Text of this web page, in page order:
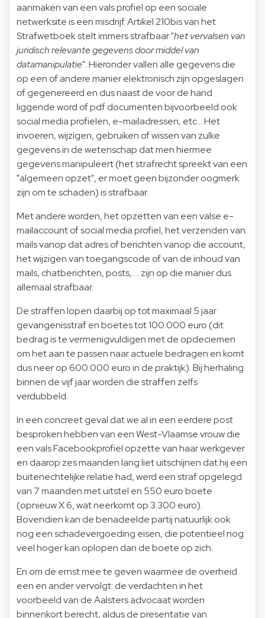
aanmaken van een vals profiel op een sociale
netwerksite is een misdrijf. Artikel 210bis van het
Strafwetboek stelt immers strafbaar "het vervalsen van
juridisch relevante gegevens door middel van
datamanipulatie". Hieronder vallen alle gegevens die
op een of andere manier elektronisch zijn opgeslagen
of gegenereerd en dus naast de voor de hand
liggende word of pdf documenten bijvoorbeeld ook
social media profielen, e-mailadressen, etc... Het
invoeren, wijzigen, gebruiken of wissen van zulke
gegevens in de wetenschap dat men hiermee
gegevens manipuleert (het strafrecht spreekt van een
"algemeen opzet", er moet geen bijzonder oogmerk
zijn om te schaden) is strafbaar.
Met andere worden, het opzetten van een valse e-
mailaccount of social media profiel, het verzenden van
mails vanop dat adres of berichten vanop die account,
het wijzigen van toegangscode of van de inhoud van
mails, chatberichten, posts, ... zijn op die manier dus
allemaal strafbaar.
De straffen lopen daarbij op tot maximaal 5 jaar
gevangenisstraf en boetes tot 100.000 euro (dit
bedrag is te vermenigvuldigen met de opdeciemen
om het aan te passen naar actuele bedragen en komt
dus neer op 600.000 euro in de praktijk). Bij herhaling
binnen de vijf jaar worden die straffen zelfs
verdubbeld.
In een concreet geval dat we alin een eerdere post
besproken hebben van een West-Vlaamse vrouw die
een vals Facebookprofiel opzette van haar werkgever
en daarop zes maanden lang liet uitschijnen dat hij een
buitenechtelijke relatie had, werd een straf opgelegd
van 7 maanden met uitstel en 550 euro boete
(opnieuw X 6, wat neerkomt op 3.300 euro).
Bovendien kan de benadeelde partij natuurlijk ook
nog een schadevergoeding eisen, die potentieel nog
veel hoger kan oplopen dan de boete op zich.
En om de ernst mee te geven waarmee de overheid
een en ander vervolgt: de verdachten in het
voorbeeld van de Aalsters advocaat worden
binnenkort berecht, aldus de presentatie van